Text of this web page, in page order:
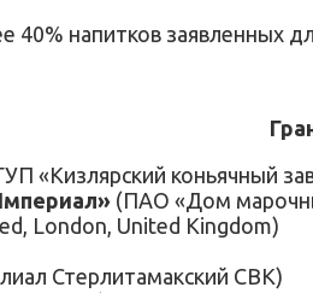
напитков заявленных
«Кизлярский коньячный
(ПАО «Дом
London, United Kingdom)
Стерлитамакский СВК)